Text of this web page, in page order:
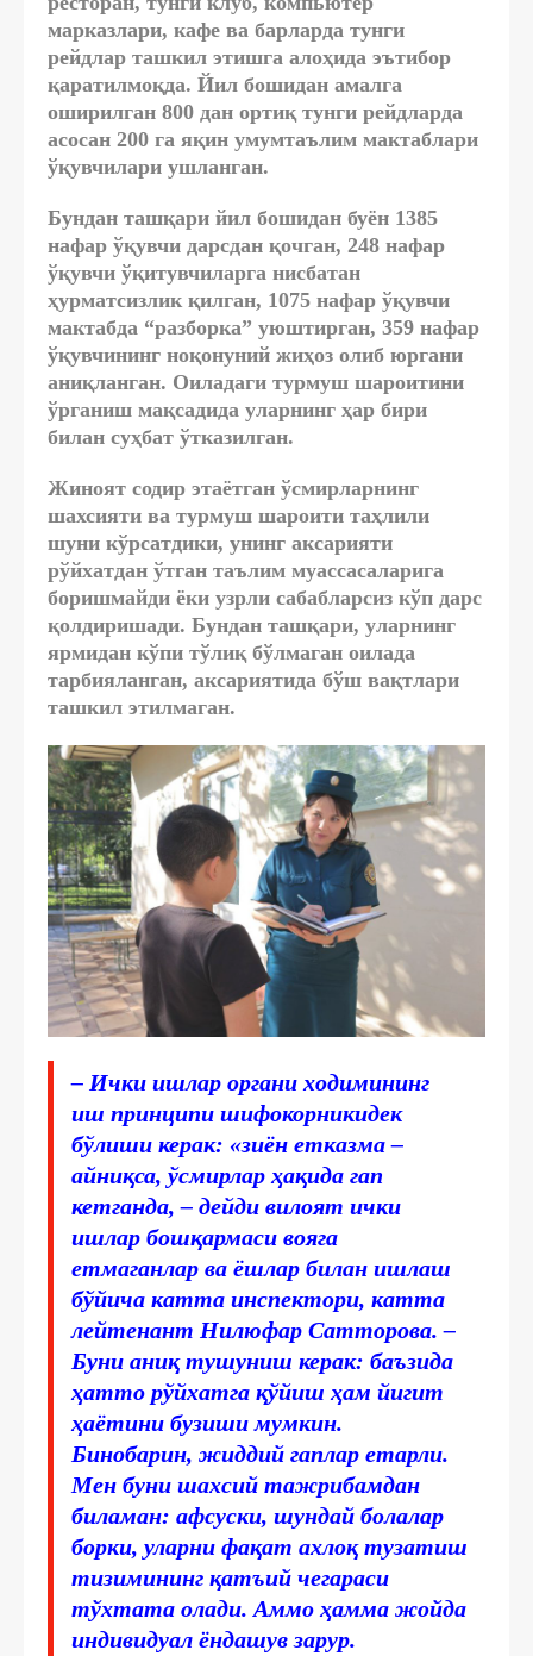
марказлари, кафе ва барларда тунги
рейдлар ташкил этишга алоҳида эътибор
қаратилмоқда. Йил бошидан амалга
оширилган 800 дан ортиқ тунги рейдларда
асосан 200 га яқин умумтаълим мактаблари
ўқувчилари ушланган.
Бундан ташқари йил бошидан буён 1385
нафар ўқувчи дарсдан қочган, 248 нафар
ўқувчи ўқитувчиларга нисбатан
ҳурматсизлик қилган, 1075 нафар ўқувчи
мактабда “разборка” уюштирган, 359 нафар
ўқувчининг ноқонуний жиҳоз олиб юргани
аниқланган. Оиладаги турмуш шароитини
ўрганиш мақсадида уларнинг ҳар бири
билан суҳбат ўтказилган.
Жиноят содир этаётган ўсмирларнинг
шахсияти ва турмуш шароити таҳлили
шуни кўрсатдики, унинг аксарияти
рўйхатдан ўтган таълим муассасаларига
боришмайди ёки узрли сабабларсиз кўп дарс
қолдиришади. Бундан ташқари, уларнинг
ярмидан кўпи тўлиқ бўлмаган оилада
тарбияланган, аксариятида бўш вақтлари
ташкил этилмаган.
– Ички ишлар органи ходимининг
иш принципи шифокорникидек
бўлиши керак: «зиён етказма –
айниқса, ўсмирлар ҳақида гап
кетганда, – дейди вилоят ички
ишлар бошқармаси вояга
етмаганлар ва ёшлар билан ишлаш
бўйича катта инспектори, катта
лейтенант Нилюфар Сатторова. –
Буни аниқ тушуниш керак: баъзида
ҳатто рўйхатга қўйиш ҳам йигит
ҳаётини бузиши мумкин.
Бинобарин, жиддий гаплар етарли.
Мен буни шахсий тажрибамдан
биламан: афсуски, шундай болалар
борки, уларни фақат ахлоқ тузатиш
тизимининг қатъий чегараси
тўхтата олади. Аммо ҳамма жойда
индивидуал ёндашув зарур.